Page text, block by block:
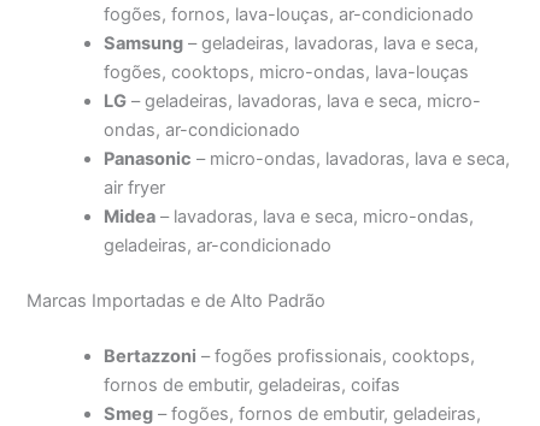
fogões, fornos, lava-louças, ar-condicionado
Samsung – geladeiras, lavadoras, lava e seca,
fogões, cooktops, micro-ondas, lava-louças
LG – geladeiras, lavadoras, lava e seca, micro-
ondas, ar-condicionado
Panasonic – micro-ondas, lavadoras, lava e seca,
air fryer
Midea – lavadoras, lava e seca, micro-ondas,
geladeiras, ar-condicionado
Marcas Importadas e de Alto Padrão
Bertazzoni – fogões profissionais, cooktops,
fornos de embutir, geladeiras, coifas
Smeg – fogões, fornos de embutir, geladeiras,